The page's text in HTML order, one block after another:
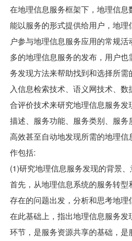
在地理信息服务框架下，地理信息
能以服务的形式提供给用户，地理
户参与地理信息服务应用的常规
多的地理信息服务的发布，用户也
务发现方法来帮助找到和选择所需
入信息检索技术、语义网技术、
合评价技术来研究地理信息服务发
描述、服务功能、服务类别、服务
高效甚至自动地发现所需的地理
作包括:
(1)研究地理信息服务发现的背景、
首先，从地理信息系统的服务转型
存在的问题出发，分析和思考地理
在此基础上，指出地理信息服务
环节，是服务资源共享的基础，是